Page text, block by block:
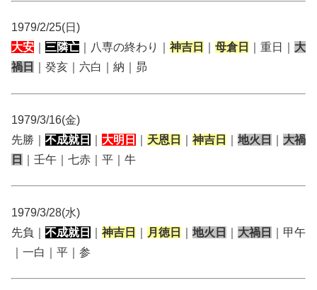
1979/2/25(日)
大安
三隣亡 ｜八専の終わり｜ 神吉日 母倉日 ｜重日｜ 大
禍日
｜癸亥｜六白｜納｜昴
1979/3/16(金)
先勝｜ 不成就日 大明日 天恩日 神吉日 地火日
大禍
日
｜壬午｜七赤｜平｜牛
1979/3/28(水)
先負｜ 不成就日 神吉日 月徳日 地火日 大禍日
｜甲午
｜一白｜平｜参